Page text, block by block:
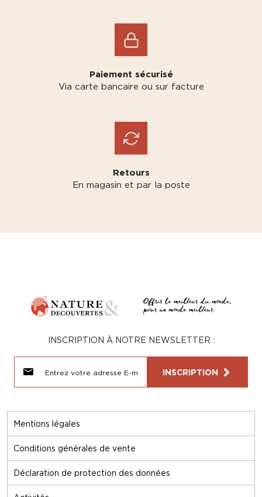
Paiement sécurisé
Via carte bancaire ou sur facture
Retours
En magasin et par la poste
Mentions légales
Conditions générales de vente
Déclaration de protection des données
INSCRIPTION À NOTRE NEWSLETTER :
INSCRIPTION